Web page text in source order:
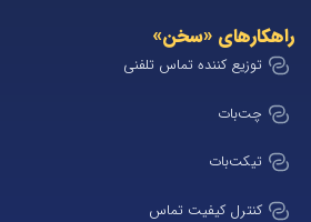
راهکارهای «سخن»
توزیع کننده تماس تلفنی
چت‌بات
تیکت‌بات
کنترل کیفیت تماس